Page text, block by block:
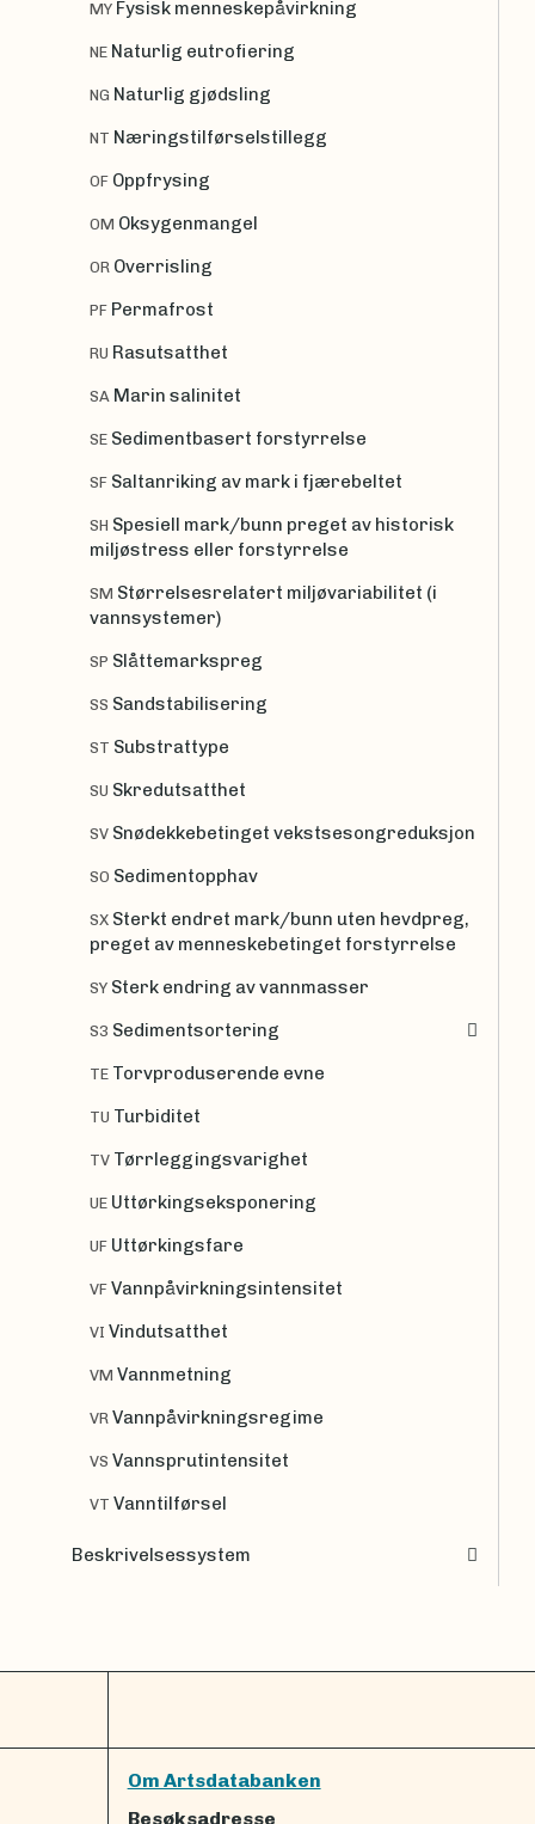
MY Fysisk menneskepåvirkning
NE Naturlig eutrofiering
NG Naturlig gjødsling
NT Næringstilførselstillegg
OF Oppfrysing
OM Oksygenmangel
OR Overrisling
PF Permafrost
RU Rasutsatthet
SA Marin salinitet
SE Sedimentbasert forstyrrelse
SF Saltanriking av mark i fjærebeltet
SH Spesiell mark/bunn preget av historisk
miljøstress eller forstyrrelse
SM Størrelsesrelatert miljøvariabilitet (i
vannsystemer)
SP Slåttemarkspreg
SS Sandstabilisering
ST Substrattype
SU Skredutsatthet
SV Snødekkebetinget vekstsesongreduksjon
SO Sedimentopphav
SX Sterkt endret mark/bunn uten hevdpreg,
preget av menneskebetinget forstyrrelse
SY Sterk endring av vannmasser
S3 Sedimentsortering
TE Torvproduserende evne
TU Turbiditet
TV Tørrleggingsvarighet
UE Uttørkingseksponering
UF Uttørkingsfare
VF Vannpåvirkningsintensitet
VI Vindutsatthet
VM Vannmetning
VR Vannpåvirkningsregime
VS Vannsprutintensitet
VT Vanntilførsel
Beskrivelsessystem
Om Artsdatabanken
Besøksadresse